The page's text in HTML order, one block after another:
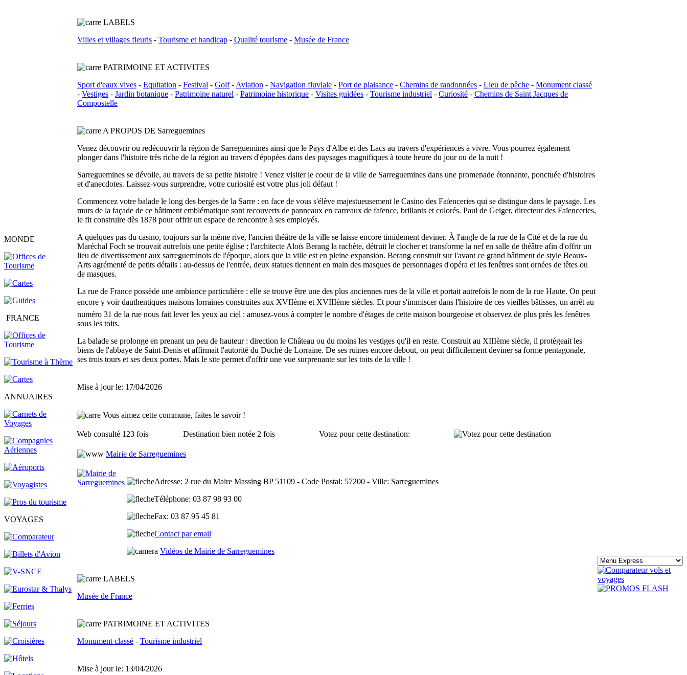
MONDE
FRANCE
ANNUAIRES
VOYAGES
LABELS
Villes et villages fleuris - Tourisme et handicap - Qualité tourisme - Musée de France
PATRIMOINE ET ACTIVITES
Sport d'eaux vives - Equitation - Festival - Golf- Aviation - Navigation fluviale - Port de plaisance - Chemins de randonnées - Lieu de pêche - Monument classé
- Vestiges - Jardin botanique - Patrimoine naturel - Patrimoine historique - Visites guidées - Tourisme industriel - Curiosité - Chemins de Saint Jacques de
Compostelle
A PROPOS DE Sarreguemines
Venez découvrir ou redécouvrir la région de Sarreguemines ainsi que le Pays d'Albe et des Lacs au travers d'expériences à vivre. Vous pourrez également
plonger dans l'histoire très riche de la région au travers d'épopées dans des paysages magnifiques à toute heure du jour ou de la nuit !
Sarreguemines se dévoile, au travers de sa petite histoire ! Venez visiter le coeur de la ville de Sarreguemines dans une promenade étonnante, ponctuée d'histoires
et d'anecdotes. Laissez-vous surprendre, votre curiosité est votre plus joli défaut !
Commencez votre balade le long des berges de la Sarre : en face de vous s'élève majestueusement le Casino des Faïenceries qui se distingue dans le paysage. Les
murs de la façade de ce bâtiment emblématique sont recouverts de panneaux en carreaux de faïence, brillants et colorés. Paul de Geiger, directeur des Faïenceries,
le fit construire dès 1878 pour offrir un espace de rencontre à ses employés.
A quelques pas du casino, toujours sur la même rive, l'ancien théâtre de la ville se laisse encore timidement deviner. À l'angle de la rue de la Cité et de la rue du
Maréchal Foch se trouvait autrefois une petite église : l'architecte Aloïs Berang la rachète, détruit le clocher et transforme la nef en salle de théâtre afin d'offrir un
lieu de divertissement aux sarregueminois de l'époque, alors que la ville est en pleine expansion. Berang construit sur l'avant ce grand bâtiment de style Beaux-
Arts agrémenté de petits détails : au-dessus de l'entrée, deux statues tiennent en main des masques de personnages d'opéra et les fenêtres sont ornées de têtes ou
de masques.
La rue de France possède une ambiance particulière : elle se trouve être une des plus anciennes rues de la ville et portait autrefois le nom de la rue Haute. On peut
encore y voir dauthentiques maisons lorraines construites aux XVIIème et XVIIIème siècles. Et pour s'immiscer dans l'histoire de ces vieilles bâtisses, un arrêt au
numéro 31 de la rue nous fait lever les yeux au ciel : amusez-vous à compter le nombre d'étages de cette maison bourgeoise et observez de plus près les fenêtres
sous les toits.
La balade se prolonge en prenant un peu de hauteur : direction le Château ou du moins les vestiges qu'il en reste. Construit au XIIIème siècle, il protégeait les
biens de l'abbaye de Saint-Denis et affirmait l'autorité du Duché de Lorraine. De ses ruines encore debout, on peut difficilement deviner sa forme pentagonale,
ses trois tours et ses deux portes. Mais le site permet d'offrir une vue surprenante sur les toits de la ville !
Mise à jour le: 17/04/2026
Vous aimez cette commune, faites le savoir !
Web consulté 123 fois Destination bien notée 2 fois Votez pour cette destination:
Mairie de Sarreguemines
Adresse: 2 rue du Maire Massing BP 51109 - Code Postal: 57200 - Ville: Sarreguemines
Téléphone: 03 87 98 93 00
Fax: 03 87 95 45 81
Contact par email
Vidéos de Mairie de Sarreguemines
LABELS
Musée de France
PATRIMOINE ET ACTIVITES
Monument classé - Tourisme industriel
Mise à jour le: 13/04/2026